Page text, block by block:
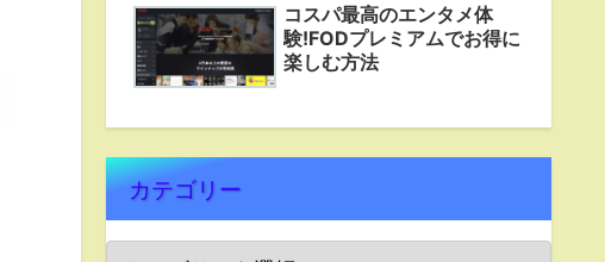
コスパ最高のエンタメ体
験!FODプレミアムでお得に
楽しむ方法
カテゴリー